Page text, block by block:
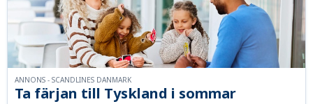
Ta färjan till Tyskland i sommar
ANNONS - SCANDLINES DANMARK